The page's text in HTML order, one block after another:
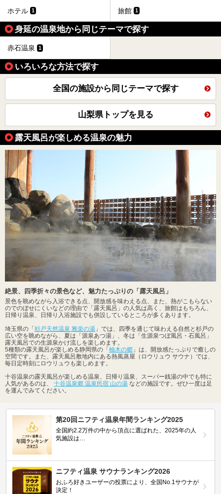
ホテル 1 旅館 1
身延の温泉地から同じテーマで探す
赤石温泉 1
いろいろな方法で探す
全国の施設から同じテーマで探す
山梨県トップを見る
露天風呂が楽しめる温泉の魅力
絶景、四季折々の景色など、魅力たっぷりの「露天風呂」
景色を眺めながら入浴できる点、開放感を味わえる点、また、熱がこもらない
のでのぼせにくいなどの理由で「露天風呂」の人気は高く、旅館はもちろん、
日帰り温泉、日帰り入浴施設でも併設しているところが多くあります。
埼玉県の「 杉戸天然温泉 雅楽の湯 」では、四季を通じて味わえる自然と杉戸の
広い空を眺めながら、夏は「源泉あつ湯」、冬は「生源泉つぼ風呂・石風呂」
露天風呂での生源泉かけ流しを楽しめます。
5種類の露天風呂が楽しめる静岡県の「 柚木の郷 」は、開放感たっぷりで癒しの
空間です。また、露天風呂敷地内にある熱風蒸屋（ロウリュウ サウナ）では、
毎日定時刻にロウリュウも楽しめます。
十谷温泉の露天風呂が楽しめる温泉、日帰り温泉、スーパー銭湯の中でも特に
人気があるのは、 十谷温泉郷 温泉民宿 山の湯 などの施設です。ぜひ一度は足
を運んでみてください。
第20回ニフティ温泉年間ランキング2025
全国約2.2万件の中から頂点に選ばれた、2025年の人
気施設は…
ニフティ温泉 サウナランキング2026
おふろ好きユーザーの投票により、全国No.1サウナが
決定！